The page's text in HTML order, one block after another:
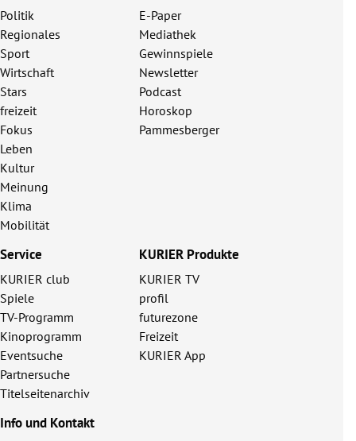
Politik
Regionales
Sport
Wirtschaft
Stars
freizeit
Fokus
Leben
Kultur
Meinung
Klima
Mobilität
E-Paper
Mediathek
Gewinnspiele
Newsletter
Podcast
Horoskop
Pammesberger
Service
KURIER club
Spiele
TV-Programm
Kinoprogramm
Eventsuche
Partnersuche
Titelseitenarchiv
KURIER Produkte
KURIER TV
profil
futurezone
Freizeit
KURIER App
Info und Kontakt